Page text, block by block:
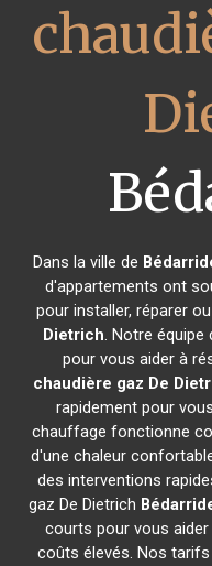
Dans la ville de
d'appartements ont
pour installer, réparer
Dietrich. Notre équipe
pour vous aider à
chaudière gaz De
rapidement pour
chauffage fonctionne
d'une chaleur
des interventions
gaz De Dietrich
courts pour vous
coûts élevés. Nos